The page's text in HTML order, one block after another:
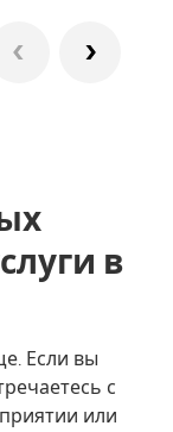
в
Если вы
с
или